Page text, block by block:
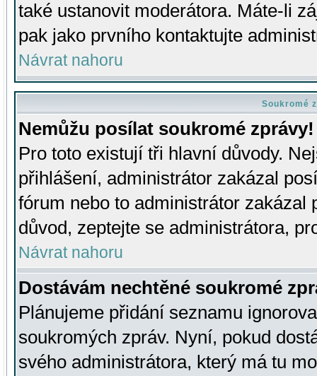
také ustanovit moderátora. Máte-li
pak jako prvního kontaktujte
Návrat nahoru
Soukromé
Nemůžu posílat soukromé zprávy!
Pro toto existují tři hlavní důvody.
přihlášení, administrátor zakázal
fórum nebo to administrátor zakázal
důvod, zeptejte se administrátora,
Návrat nahoru
Dostávám nechtěné soukromé
Plánujeme přidání seznamu
soukromých zpráv. Nyní, pokud
svého administrátora, který má tu